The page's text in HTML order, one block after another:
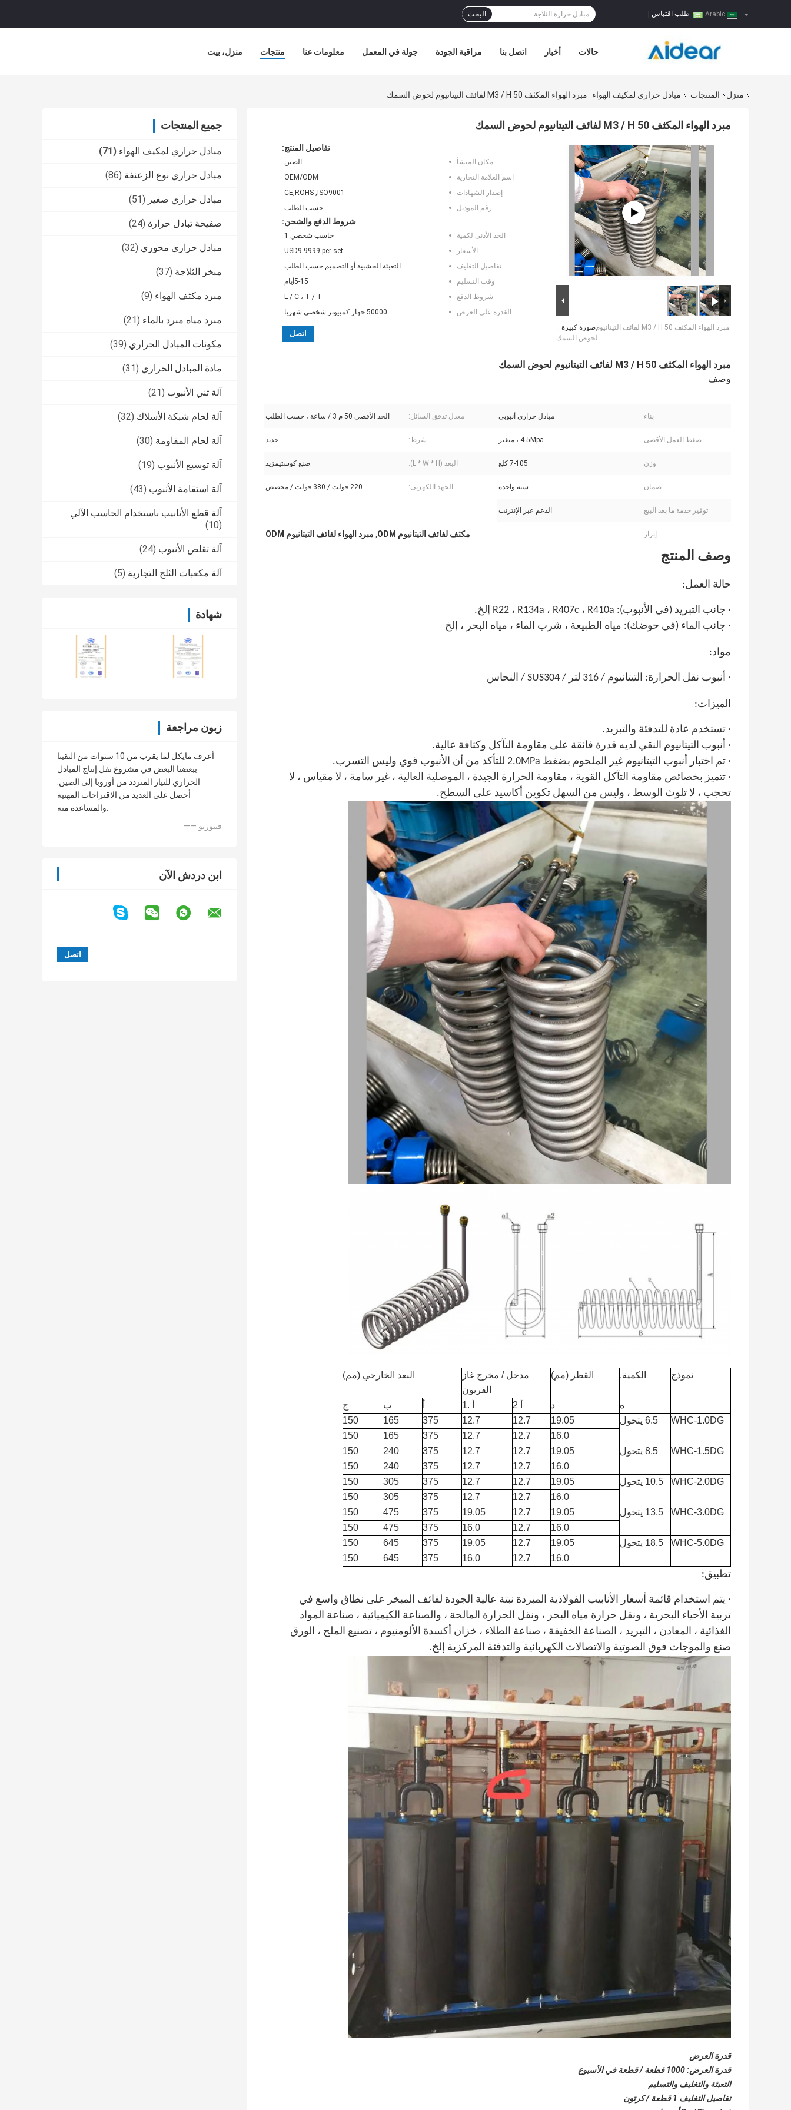
طلب اقتباس البحث
منزل، بيت منتجات معلومات عنا جولة في المعمل مراقبة الجودة اتصل بنا أخبار حالات
منزل المنتجات مبادل حراري لمكيف الهواء مبرد الهواء المكثف 50 M3 / H لفائف التيتانيوم لحوض السمك
جميع المنتجات
مبادل حراري لمكيف الهواء (71)
مبادل حراري نوع الزعنفة (86)
مبادل حراري صغير (51)
صفيحة تبادل حرارة (24)
مبادل حراري محوري (32)
مبخر الثلاجة (37)
مبرد مكثف الهواء (9)
مبرد مياه مبرد بالماء (21)
مكونات المبادل الحراري (39)
مادة المبادل الحراري (31)
آلة ثني الأنبوب (21)
آلة لحام شبكة الأسلاك (32)
آلة لحام المقاومة (30)
آلة توسيع الأنبوب (19)
آلة استقامة الأنبوب (43)
آلة قطع الأنابيب باستخدام الحاسب الآلي
(10)
آلة تقلص الأنبوب (24)
آلة مكعبات الثلج التجارية (5)
شهادة
زبون مراجعة
أعرف مايكل لما يقرب من 10 سنوات من التقينا
ببعضنا البعض في مشروع نقل إنتاج المبادل
الحراري للتيار المتردد من أوروبا إلى الصين.
أحصل على العديد من الاقتراحات المهنية
والمساعدة منه.
—— فيتوريو
ابن دردش الآن
مبرد الهواء المكثف 50 M3 / H لفائف التيتانيوم لحوض السمك
صورة كبيرة :مبرد الهواء المكثف 50 M3 / H لفائف التيتانيوم
لحوض السمك
تفاصيل المنتج:
مكان المنشأ:
الصين
اسم العلامة التجارية:
OEM/ODM
إصدار الشهادات:
CE,ROHS ,ISO9001
رقم الموديل:
حسب الطلب
شروط الدفع والشحن:
الحد الأدنى لكمية:
حاسب شخصي 1
الأسعار:
USD9-9999 per set
تفاصيل التغليف:
التعبئة الخشبية أو التصميم حسب الطلب
وقت التسليم:
5-15أيام
شروط الدفع:
L / C ، T / T
القدرة على العرض:
50000 جهاز كمبيوتر شخصى شهريا
اتصل
مبرد الهواء المكثف 50 M3 / H لفائف التيتانيوم لحوض السمك
وصف
بناء: مبادل حراري أنبوبي معدل تدفق السائل: الحد الأقصى 50 م 3 / ساعة ، حسب الطلب
ضغط العمل الأقصى: 4.5Mpa ، متغير شرط: جديد
وزن: 7-105 كلغ البعد (L * W * H): صنع كوستيمزيد
ضمان: سنة واحدة الجهد االكهربى: 220 فولت / 380 فولت / مخصص
توفير خدمة ما بعد البيع: الدعم عبر الإنترنت
إبراز: مكثف لفائف التيتانيوم ODM , مبرد الهواء لفائف التيتانيوم ODM
وصف المنتج
حالة العمل:
· جانب التبريد (في الأنبوب): R22 ، R134a ، R407c ، R410a إلخ.
· جانب الماء (في حوضك): مياه الطبيعة ، شرب الماء ، مياه البحر ، إلخ
مواد:
· أنبوب نقل الحرارة: التيتانيوم / 316 لتر / SUS304 / النحاس
الميزات:
· تستخدم عادة للتدفئة والتبريد.
· أنبوب التيتانيوم النقي لديه قدرة فائقة على مقاومة التآكل وكثافة عالية.
· تم اختبار أنبوب التيتانيوم غير الملحوم بضغط 2.0MPa للتأكد من أن الأنبوب قوي وليس التسرب.
· تتميز بخصائص مقاومة التآكل القوية ، مقاومة الحرارة الجيدة ، الموصلية العالية ، غير سامة ، لا مقياس ، لا
تحجب ، لا تلوث الوسط ، وليس من السهل تكوين أكاسيد على السطح.
نموذج الكمية. القطر (مم)
مدخل / مخرج غاز
الفريون
البعد الخارجي (مم)
ه د أ .1 ب
ج
WHC-1.0DG
6.5 يتحول 19.05
12.7
12.7
375
165
150
16.0
12.7
12.7
375
165
150
WHC-1.5DG
8.5 يتحول 19.05
12.7
12.7
375
240
150
16.0
12.7
12.7
375
240
150
WHC-2.0DG
10.5 يتحول 19.05
12.7
12.7
375
305
150
16.0
12.7
12.7
375
305
150
WHC-3.0DG
13.5 يتحول 19.05
12.7
19.05
375
475
150
16.0
12.7
16.0
375
475
150
WHC-5.0DG
18.5 يتحول 19.05
12.7
19.05
375
645
150
16.0
12.7
16.0
375
645
150
تطبيق:
· يتم استخدام قائمة أسعار الأنابيب الفولاذية المبردة نبتة عالية الجودة لفائف المبخر على نطاق واسع في
تربية الأحياء البحرية ، ونقل حرارة مياه البحر ، ونقل الحرارة المالحة ، والصناعة الكيميائية ، صناعة المواد
الغذائية ، المعادن ، التبريد ، الصناعة الخفيفة ، صناعة الطلاء ، خزان أكسدة الألومنيوم ، تصنيع الملح ، الورق
صنع والموجات فوق الصوتية والاتصالات الكهربائية والتدفئة المركزية إلخ.
قدرة العرض
قدرة العرض: 1000 قطعة / قطعة في الأسبوع
التعبئة والتغليف والتسليم
تفاصيل التغليف 1 قطعة / كرتون